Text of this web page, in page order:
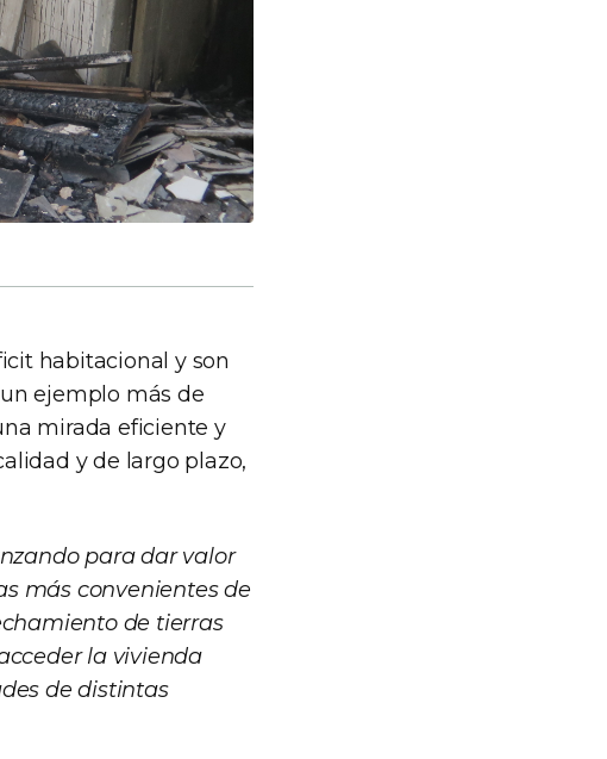
habitacional y son
ejemplo más de
mirada eficiente y
y de largo plazo,
para dar valor
más convenientes de
de tierras
la vivienda
de distintas